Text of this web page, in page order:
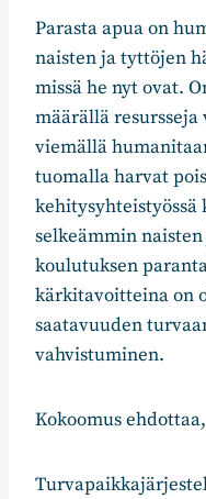
Parasta apua on
naisten ja tyttöjen
missä he nyt ovat.
määrällä resursseja
viemällä
tuomalla harvat
selkeämmin
koulutuksen
kärkitavoitteina on
saatavuuden
vahvistuminen.
Kokoomus